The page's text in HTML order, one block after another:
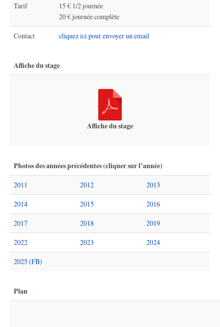
Tarif
15 € 1/2 journée
20 € journée complète
Contact cliquez ici pour envoyer un email
Affiche du stage
Affiche du stage
Photos des années précédentes (cliquer sur l’année)
2011 2012 2013
2014 2015 2016
2017 2018 2019
2022 2023 2024
2025 (FB)
Plan